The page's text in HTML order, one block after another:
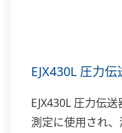
EJX430L 圧力伝
EJX430L 圧力伝
測定に使用され